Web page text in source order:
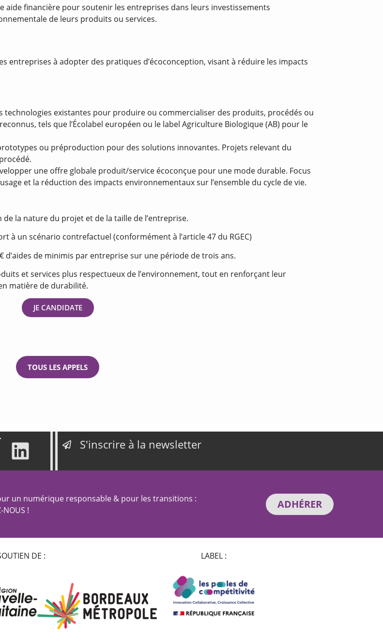
aide financière pour soutenir les entreprises dans leurs investissements
de leurs produits ou services.
entreprises à adopter des pratiques d’écoconception, visant à réduire les impacts
technologies existantes pour produire ou commercialiser des produits, procédés ou
tels que l’Écolabel européen ou le label Agriculture Biologique (AB) pour le
ou préproduction pour des solutions innovantes. Projets relevant du
une offre globale produit/service écoconçue pour une mode durable. Focus
et la réduction des impacts environnementaux sur l’ensemble du cycle de vie.
de la nature du projet et de la taille de l’entreprise.
à un scénario contrefactuel (conformément à l’article 47 du RGEC)
d’aides de minimis par entreprise sur une période de trois ans.
et services plus respectueux de l’environnement, tout en renforçant leur
matière de durabilité.
JE CANDIDATE
TOUS LES APPELS
S'inscrire à la newsletter
un numérique responsable & pour les transitions :
NOUS !
ADHÉRER
DE : LABEL :